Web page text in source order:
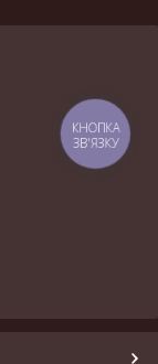
КНОПКА
ЗВ'ЯЗКУ